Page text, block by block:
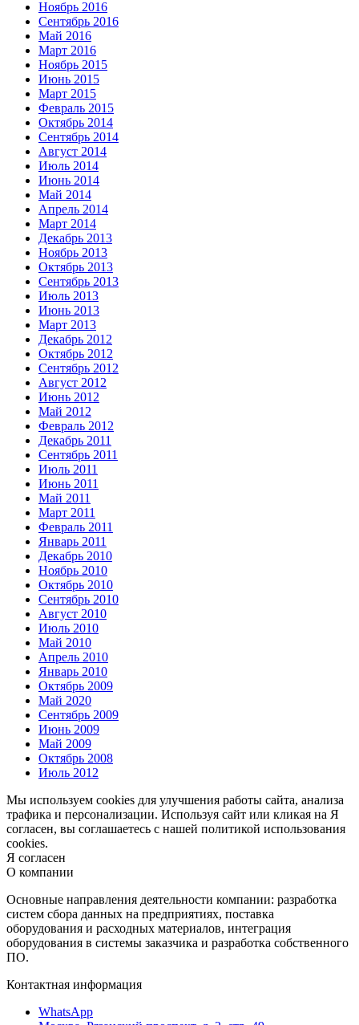
Ноябрь 2016
Сентябрь 2016
Май 2016
Март 2016
Ноябрь 2015
Июнь 2015
Март 2015
Февраль 2015
Октябрь 2014
Сентябрь 2014
Август 2014
Июль 2014
Июнь 2014
Май 2014
Апрель 2014
Март 2014
Декабрь 2013
Ноябрь 2013
Октябрь 2013
Сентябрь 2013
Июль 2013
Июнь 2013
Март 2013
Декабрь 2012
Октябрь 2012
Сентябрь 2012
Август 2012
Июнь 2012
Май 2012
Февраль 2012
Декабрь 2011
Сентябрь 2011
Июль 2011
Июнь 2011
Май 2011
Март 2011
Февраль 2011
Январь 2011
Декабрь 2010
Ноябрь 2010
Октябрь 2010
Сентябрь 2010
Август 2010
Июль 2010
Май 2010
Апрель 2010
Январь 2010
Октябрь 2009
Май 2020
Сентябрь 2009
Июнь 2009
Май 2009
Октябрь 2008
Июль 2012
Мы используем cookies для улучшения работы сайта, анализа
трафика и персонализации. Используя сайт или кликая на Я
согласен, вы соглашаетесь с нашей политикой использования
cookies.
Я согласен
О компании
Основные направления деятельности компании: разработка
систем сбора данных на предприятиях, поставка
оборудования и расходных материалов, интеграция
оборудования в системы заказчика и разработка собственного
ПО.
Контактная информация
WhatsApp